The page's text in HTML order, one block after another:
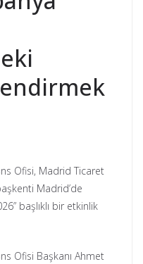
Ofisi, Madrid Ticaret
Madrid’de
başlıklı bir etkinlik
Ofisi Başkanı Ahmet